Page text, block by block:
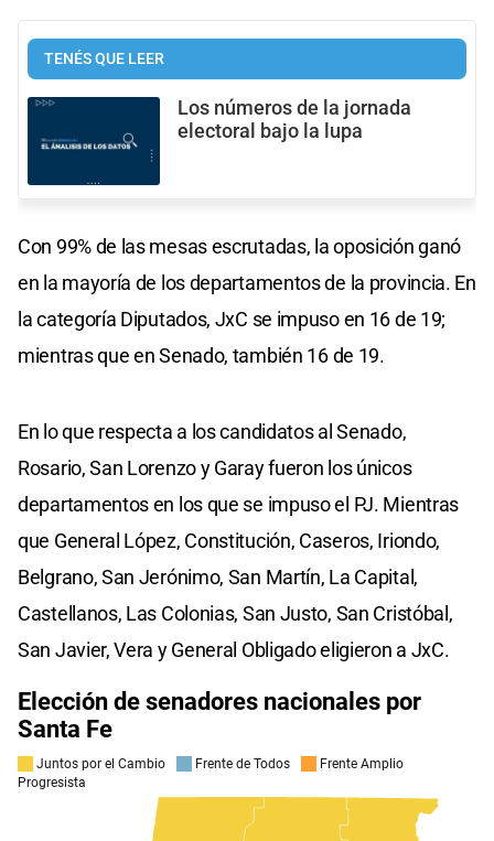
TENÉS QUE LEER
Los números de la jornada
electoral bajo la lupa
Con 99% de las mesas escrutadas, la oposición ganó
en la mayoría de los departamentos de la provincia. En
la categoría Diputados, JxC se impuso en 16 de 19;
mientras que en Senado, también 16 de 19.
En lo que respecta a los candidatos al Senado,
Rosario, San Lorenzo y Garay fueron los únicos
departamentos en los que se impuso el PJ. Mientras
que General López, Constitución, Caseros, Iriondo,
Belgrano, San Jerónimo, San Martín, La Capital,
Castellanos, Las Colonias, San Justo, San Cristóbal,
San Javier, Vera y General Obligado eligieron a JxC.